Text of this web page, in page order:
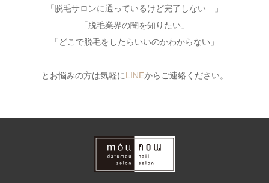
「脱毛サロンに通っているけど完了しない…」
「脱毛業界の闇を知りたい」
「どこで脱毛をしたらいいのかわからない」
とお悩みの方は気軽にLINEからご連絡ください。